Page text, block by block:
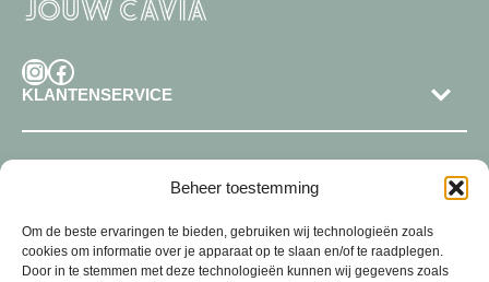
Beheer toestemming
Om de beste ervaringen te bieden, gebruiken wij technologieën zoals
cookies om informatie over je apparaat op te slaan en/of te raadplegen.
Door in te stemmen met deze technologieën kunnen wij gegevens zoals
InstagramFacebook
KLANTENSERVICE